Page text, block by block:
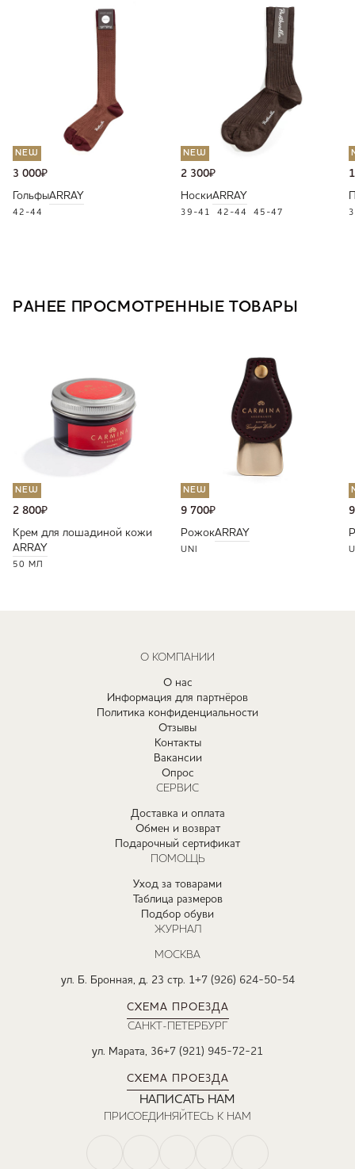
NEW
3 000₽
ГольфыARRAY
42-44
NEW
2 300₽
НоскиARRAY
39-41 42-44 45-47
РАНЕЕ ПРОСМОТРЕННЫЕ ТОВАРЫ
NEW
2 800₽
Крем для лошадиной кожи
ARRAY
50 МЛ
NEW
9 700₽
РожокARRAY
UNI
О КОМПАНИИ
О нас
Информация для партнёров
Политика конфиденциальности
Отзывы
Контакты
Вакансии
Опрос
СЕРВИС
Доставка и оплата
Обмен и возврат
Подарочный сертификат
ПОМОЩЬ
Уход за товарами
Таблица размеров
Подбор обуви
ЖУРНАЛ
МОСКВА
ул. Б. Бронная, д. 23 стр. 1+7 (926) 624-50-54
СХЕМА ПРОЕЗДА
САНКТ-ПЕТЕРБУРГ
ул. Марата, 36+7 (921) 945-72-21
СХЕМА ПРОЕЗДА
НАПИСАТЬ НАМ
ПРИСОЕДИНЯЙТЕСЬ К НАМ